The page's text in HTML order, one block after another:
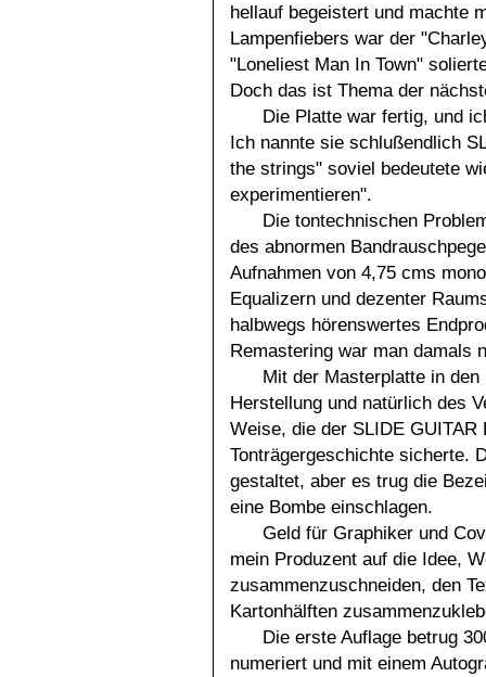
hellauf begeistert und machte
Lampenfiebers war der
"Loneliest Man In Town"
Doch das ist Thema der
Die Platte war fertig, und
Ich nannte sie schlußendlich
the strings" soviel bedeutete
experimentieren".
Die tontechnischen
des abnormen
Aufnahmen von 4,75 cms
Equalizern und dezenter
halbwegs hörenswertes
Remastering war man damals
Mit der Masterplatte in
Herstellung und natürlich des
Weise, die der SLIDE
Tonträgergeschichte sicherte.
gestaltet, aber es trug die
eine Bombe einschlagen.
Geld für Graphiker und
mein Produzent auf die Idee,
zusammenzuschneiden, den
Kartonhälften
Die erste Auflage betrug
numeriert und mit einem